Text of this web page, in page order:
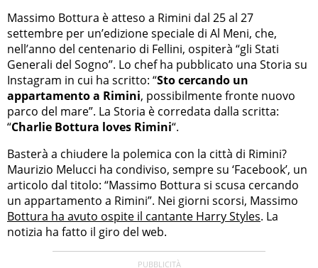
Massimo Bottura è atteso a Rimini dal 25 al 27
settembre per un’edizione speciale di Al Meni, che,
nell’anno del centenario di Fellini, ospiterà “gli Stati
Generali del Sogno”. Lo chef ha pubblicato una Storia su
Instagram in cui ha scritto: “Sto cercando un
appartamento a Rimini, possibilmente fronte nuovo
parco del mare”. La Storia è corredata dalla scritta:
“Charlie Bottura loves Rimini“.
Basterà a chiudere la polemica con la città di Rimini?
Maurizio Melucci ha condiviso, sempre su ‘Facebook’, un
articolo dal titolo: “Massimo Bottura si scusa cercando
un appartamento a Rimini”. Nei giorni scorsi, Massimo
Bottura ha avuto ospite il cantante Harry Styles. La
notizia ha fatto il giro del web.